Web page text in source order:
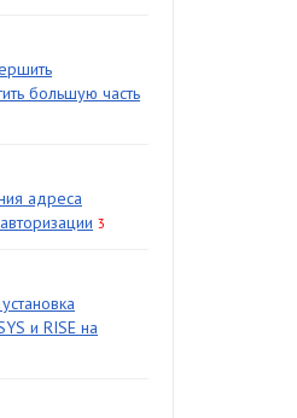
большую часть
адреса
3
и RISE на